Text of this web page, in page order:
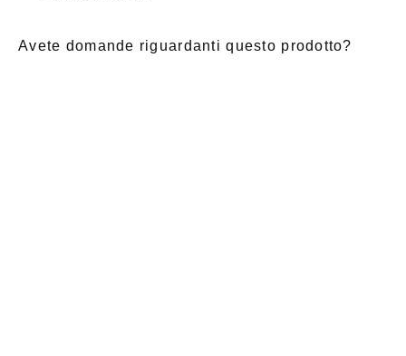
Avete domande riguardanti questo prodotto?